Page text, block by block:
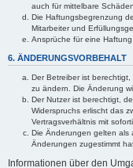
auch für mittelbare
Die Haftungsbegrenzung
Mitarbeiter und
Ansprüche für eine
6. ÄNDERUNGSVORBEHALT
Der Betreiber ist
zu ändern. Die Änderung
Der Nutzer ist berechtigt,
Widerspruchs erlischt das
Vertragsverhältnis mit
Die Änderungen gelten als
Änderungen zugestimmt
Informationen über den